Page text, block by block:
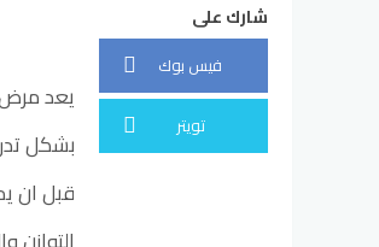
شارك على
فيس بوك
تويتر
يعد مرض
بشكل
قبل ان